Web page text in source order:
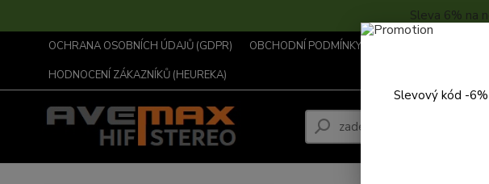
Sleva 6% na
OCHRANA OSOBNÍCH ÚDAJŮ (GDPR) OBCHODNÍ PODMÍNKY ...
HODNOCENÍ ZÁKAZNÍKŮ (HEUREKA)
Slevový kód -